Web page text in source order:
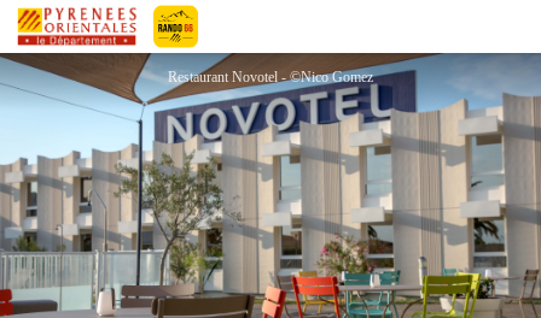
Pyrénées-Orientales Le Département
LE CATADOR
Restaurant Novotel - ©Nico Gomez